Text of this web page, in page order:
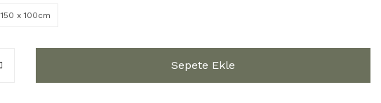
150 x 100cm
Sepete Ekle